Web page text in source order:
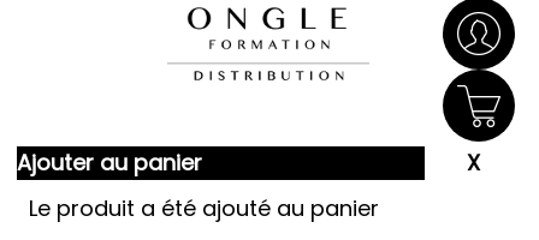
Ajouter au panier
Le produit a été ajouté au panier